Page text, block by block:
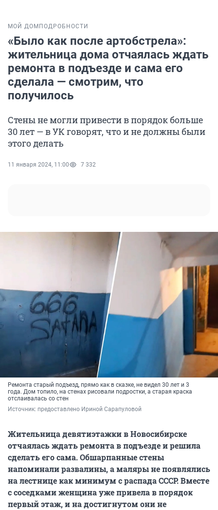
МОЙ ДОМ ПОДРОБНОСТИ
«Было как после артобстрела»:
жительница дома отчаялась ждать
ремонта в подъезде и сама его
сделала — смотрим, что
получилось
Стены не могли привести в порядок больше
30 лет — в УК говорят, что и не должны были
этого делать
11 января 2024, 11:00 7 332
Ремонта старый подъезд, прямо как в сказке, не видел 30 лет и 3
года. Дом топило, на стенах рисовали подростки, а старая краска
отслаивалась со стен
Источник: предоставлено Ириной Сарапуловой
Жительница девятиэтажки в Новосибирске
отчаялась ждать ремонта в подъезде и решила
сделать его сама. Обшарпанные стены
напоминали развалины, а маляры не появлялись
на лестнице как минимум с распада СССР. Вместе
с соседками женщина уже привела в порядок
первый этаж, и на достигнутом они не